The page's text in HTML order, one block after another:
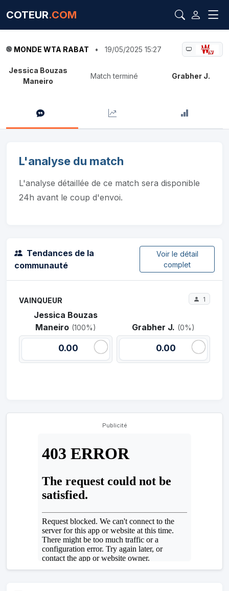
COTEUR.COM
MONDE WTA RABAT • 19/05/2025 15:27
Jessica Bouzas
Maneiro
Match terminé Grabher J.
L'analyse du match
L'analyse détaillée de ce match sera disponible
24h avant le coup d'envoi.
Tendances de la
communauté
Voir le détail
complet
VAINQUEUR 1
Jessica Bouzas
Maneiro (100%)
0.00
Grabher J. (0%)
0.00
Publicité